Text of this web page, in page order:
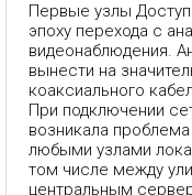
Первые узлы
эпоху перехода с
видеонаблюдения.
вынести на
коаксиального
При подключении
возникала
любыми узлами
том числе между
центральным